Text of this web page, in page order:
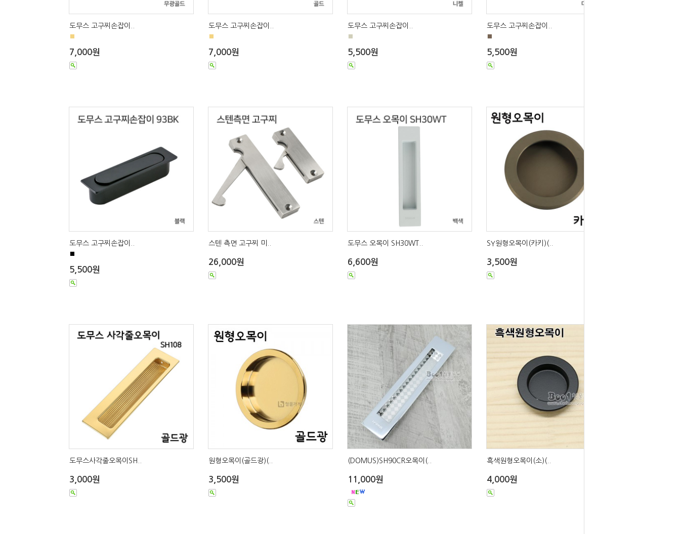
도무스 고구찌손잡이..
7,000원
도무스 고구찌손잡이..
7,000원
도무스 고구찌손잡이..
5,500원
도무스 고구찌손잡이..
5,500원
도무스 고구찌손잡이..
5,500원
스텐 측면 고구찌 미..
26,000원
도무스 오목이 SH30WT..
6,600원
SY원형오목이(카키)(..
3,500원
도무스사각줄오목이SH..
3,000원
원형오목이(골드광)(..
3,500원
(DOMUS)SH90CR오목이(..
11,000원
흑색원형오목이(소)(..
4,000원